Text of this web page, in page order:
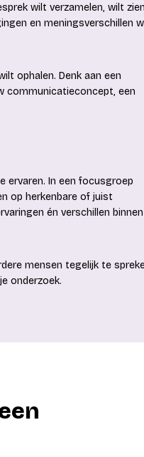
wilt verzamelen, wilt zien
en meningsverschillen
ophalen. Denk aan een
communicatieconcept, een
ervaren. In een focusgroep
op herkenbare of juist
én verschillen
mensen tegelijk te
onderzoek.